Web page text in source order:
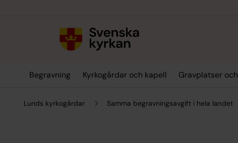
Begravning Kyrkogårdar och kapell Gravplatser
Lunds kyrkogårdar Samma begravningsavgift i hela landet